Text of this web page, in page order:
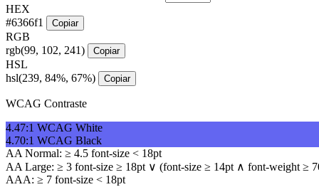
HEX
#6366f1
Copiar
RGB
rgb(99, 102, 241)
Copiar
HSL
hsl(239, 84%, 67%)
Copiar
WCAG Contraste
4.47:1 WCAG White
4.70:1 WCAG Black
AA Normal: ≥ 4.5 font-size < 18pt
AA Large: ≥ 3 font-size ≥ 18pt ∨ (font-size ≥ 14pt ∧ font-weight ≥
AAA: ≥ 7 font-size < 18pt